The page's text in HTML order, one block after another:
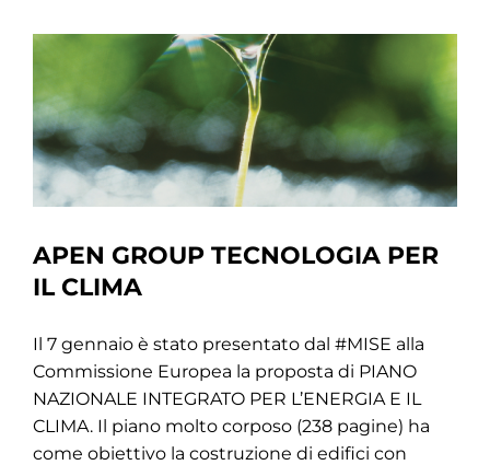
APEN GROUP TECNOLOGIA PER
IL CLIMA
Il 7 gennaio è stato presentato dal #MISE alla
Commissione Europea la proposta di PIANO
NAZIONALE INTEGRATO PER L’ENERGIA E IL
CLIMA. Il piano molto corposo (238 pagine) ha
come obiettivo la costruzione di edifici con